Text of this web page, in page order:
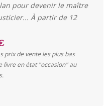
pour devenir le maître
À partir de 12
prix de vente les plus bas
livre en état "occasion" au